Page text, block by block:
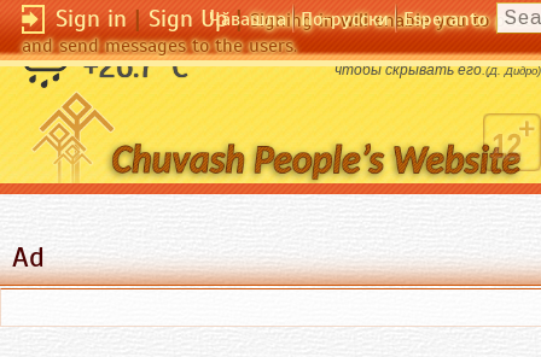
Sign in|Sign Up|Signing in will enable you to post
and send messages to the users.
Чӑвашла По-русски Esperanto
+26.7 °C
Высочайшее искусство состоит в том,
чтобы скрывать его.(Д. Дидро)
Ad